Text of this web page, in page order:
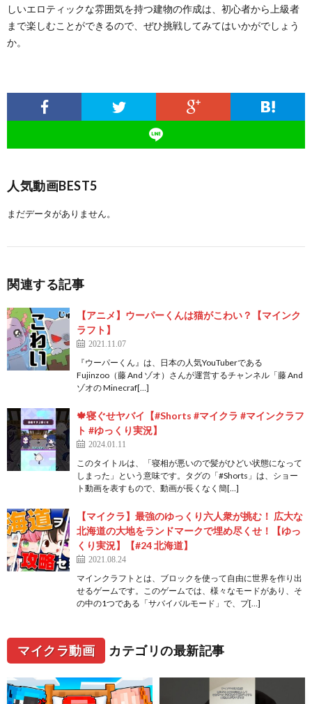
しいエロティックな雰囲気を持つ建物の作成は、初心者から上級者
まで楽しむことができるので、ぜひ挑戦してみてはいかがでしょう
か。
人気動画BEST5
まだデータがありません。
関連する記事
【アニメ】ウーパーくんは猫がこわい？【マインク
ラフト】
2021.11.07
『ウーパーくん』は、日本の人気YouTuberである
Fujinzoo（藤 And ゾオ）さんが運営するチャンネル「藤 And
ゾオの Minecraf[…]
🍁寝ぐせヤバイ【#Shorts #マイクラ #マインクラフ
ト #ゆっくり実況】
2024.01.11
このタイトルは、「寝相が悪いので髪がひどい状態になって
しまった」という意味です。タグの「#Shorts」は、ショー
ト動画を表すもので、動画が長くなく簡[…]
【マイクラ】最強のゆっくり六人衆が挑む！ 広大な
北海道の大地をランドマークで埋め尽くせ！【ゆっ
くり実況】【#24 北海道】
2021.08.24
マインクラフトとは、ブロックを使って自由に世界を作り出
せるゲームです。このゲームでは、様々なモードがあり、そ
の中の1つである「サバイバルモード」で、プ[…]
マイクラ動画 カテゴリの最新記事